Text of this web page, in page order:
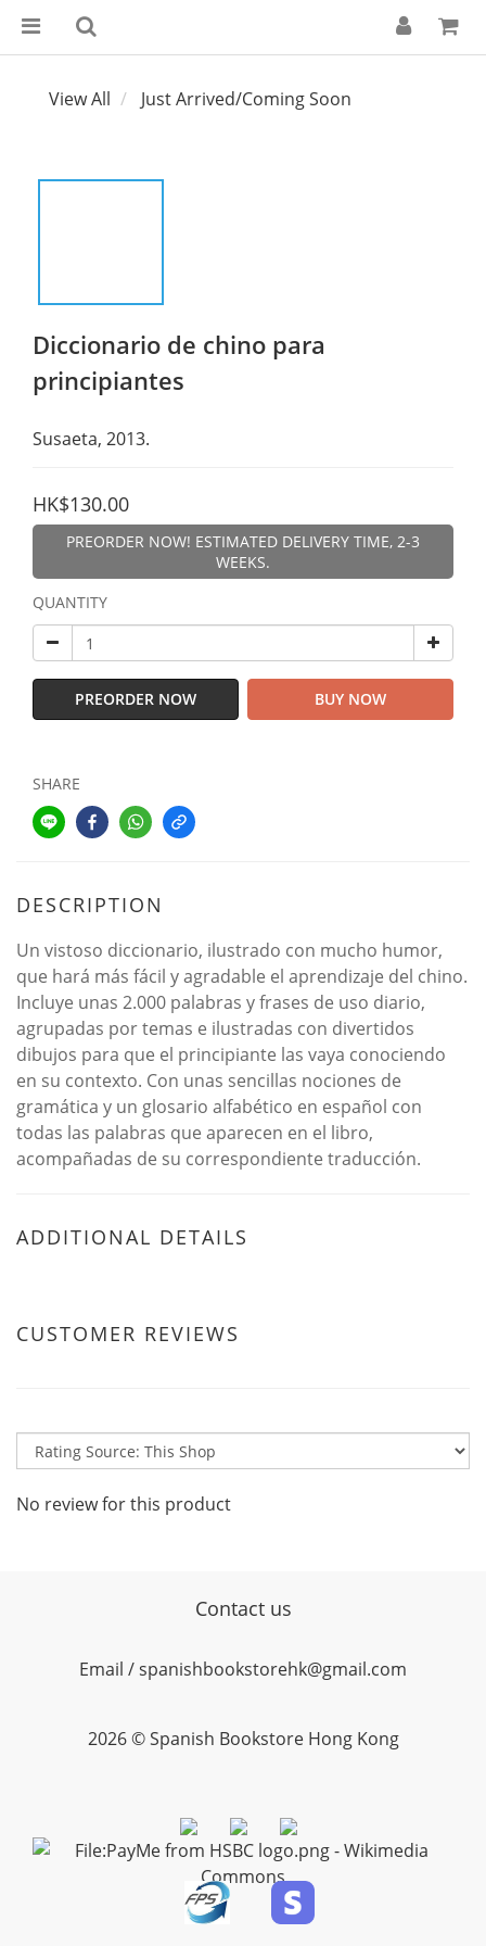
View All Just Arrived/Coming Soon
Diccionario de chino para
principiantes
Susaeta, 2013.
HK$130.00
PREORDER NOW! ESTIMATED DELIVERY TIME, 2-3
WEEKS.
QUANTITY
PREORDER NOW BUY NOW
SHARE
DESCRIPTION
Un vistoso diccionario, ilustrado con mucho humor,
que hará más fácil y agradable el aprendizaje del chino.
Incluye unas 2.000 palabras y frases de uso diario,
agrupadas por temas e ilustradas con divertidos
dibujos para que el principiante las vaya conociendo
en su contexto. Con unas sencillas nociones de
gramática y un glosario alfabético en español con
todas las palabras que aparecen en el libro,
acompañadas de su correspondiente traducción.
ADDITIONAL DETAILS
CUSTOMER REVIEWS
No review for this product
Contact us
Email / spanishbookstorehk@gmail.com
2026 © Spanish Bookstore Hong Kong